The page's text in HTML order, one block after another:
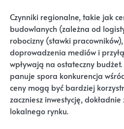
Czynniki regionalne, takie jak
budowlanych (zależna od
robocizny (stawki
doprowadzenia mediów i
wpływają na ostateczny
panuje spora konkurencja
ceny mogą być bardziej
zaczniesz inwestycję,
lokalnego rynku.